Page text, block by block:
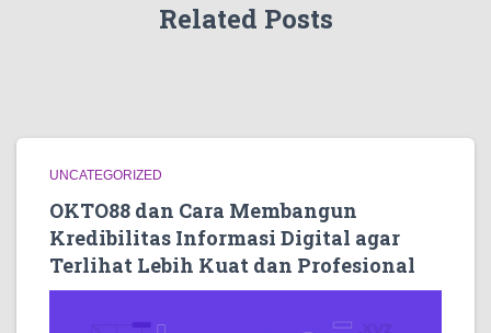
Related Posts
UNCATEGORIZED
OKTO88 dan Cara Membangun
Kredibilitas Informasi Digital agar
Terlihat Lebih Kuat dan Profesional